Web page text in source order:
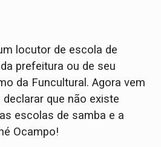
locutor de escola de
prefeitura ou de seu
da Funcultural. Agora vem
que não existe
escolas de samba e a
Ocampo!